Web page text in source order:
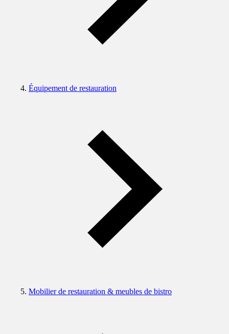
Équipement de restauration
Mobilier de restauration & meubles de bistro